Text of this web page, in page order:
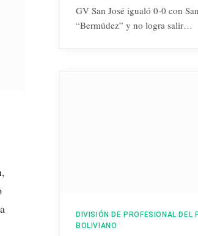
GV San José igualó 0-0 con
“Bermúdez” y no logra salir…
DIVISIÓN DE PROFESIONAL DEL
BOLIVIANO